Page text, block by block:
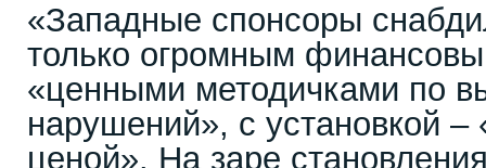
«Западные спонсоры
только огромным
«ценными методичками по
нарушений», с установкой –
ценой». На заре